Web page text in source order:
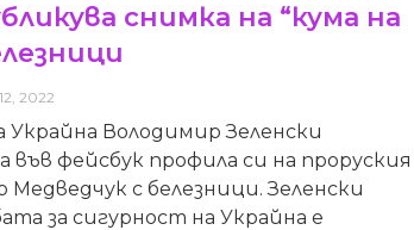
снимка на “кума на
2022
Володимир Зеленски
във фейсбук профила си на проруския
с белезници. Зеленски
за сигурност на Украйна е